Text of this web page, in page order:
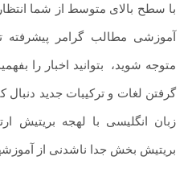
با سطح بالای متوسط از شما
آموزشی مطالب گرامر
متوجه شوید، بتوانید اخبار را
گرفتن لغات و ترکیبات جدید دنبال
زبان انگلیسی با لهجه بریتیش
بریتیش بخش جدا ناشدنی از